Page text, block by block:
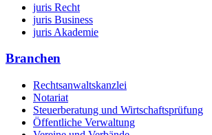
juris Recht
juris Business
juris Akademie
Branchen
Rechtsanwaltskanzlei
Notariat
Steuerberatung und Wirtschaftsprüfung
Öffentliche Verwaltung